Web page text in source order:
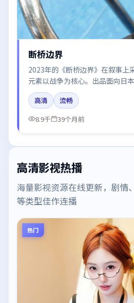
断桥边界
2023年的《断桥边界》在叙事上
元素以战争为核心。出品面向日
春、迪丽热巴、王凯所饰角色推
引发讨论。
高清
流畅
8.9千
39个月前
高清影视热播
海量影视资源在线更新，剧情
等类型佳作连播
热门